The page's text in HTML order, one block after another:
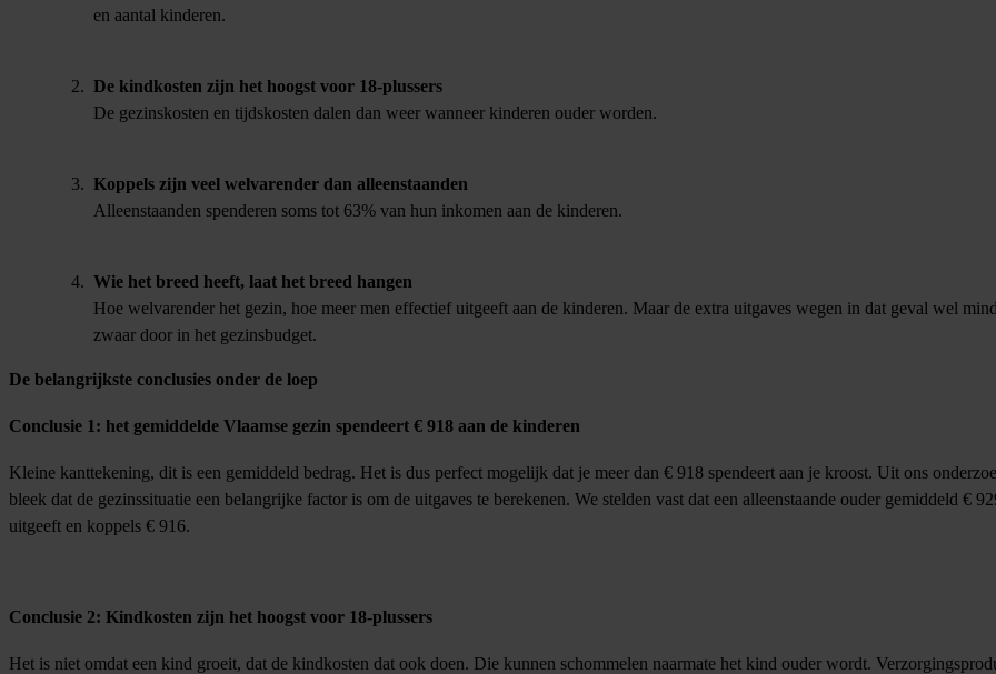
en aantal kinderen.
De kindkosten zijn het hoogst voor 18-plussers
De gezinskosten en tijdskosten dalen dan weer wanneer kinderen ouder worden.
Koppels zijn veel welvarender dan alleenstaanden
Alleenstaanden spenderen soms tot 63% van hun inkomen aan de kinderen.
Wie het breed heeft, laat het breed hangen
Hoe welvarender het gezin, hoe meer men effectief uitgeeft aan de kinderen. Maar de extra uitgaves wegen in dat geval wel
zwaar door in het gezinsbudget.
De belangrijkste conclusies onder de loep
Conclusie 1: het gemiddelde Vlaamse gezin spendeert € 918 aan de kinderen
Kleine kanttekening, dit is een gemiddeld bedrag. Het is dus perfect mogelijk dat je meer dan € 918 spendeert aan je kroost. Uit ons
bleek dat de gezinssituatie een belangrijke factor is om de uitgaves te berekenen. We stelden vast dat een alleenstaande ouder gemiddeld €
uitgeeft en koppels € 916.
Conclusie 2: Kindkosten zijn het hoogst voor 18-plussers
Het is niet omdat een kind groeit, dat de kindkosten dat ook doen. Die kunnen schommelen naarmate het kind ouder wordt.